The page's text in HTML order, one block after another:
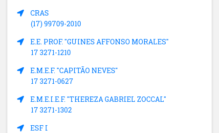
CRAS
(17) 99709-2010
E.E. PROF. "GUINES AFFONSO MORALES"
17 3271-1210
E.M.E.F. "CAPITÃO NEVES"
17 3271-0627
E.M.E.I.E.F. "THEREZA GABRIEL ZOCCAL"
17 3271-1302
ESF I